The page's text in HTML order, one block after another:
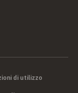
di utilizzo